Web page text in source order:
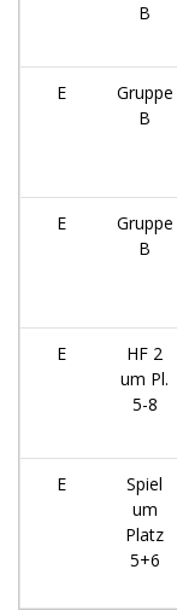
B
E
Gruppe
B
E
Gruppe
B
E
HF 2
um Pl.
5-8
E
Spiel
um
Platz
5+6